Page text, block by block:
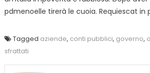
pdmenoelle tirerà le cuoia. Requiescat in
Tagged aziende, conti pubblici, governo,
sfrattati